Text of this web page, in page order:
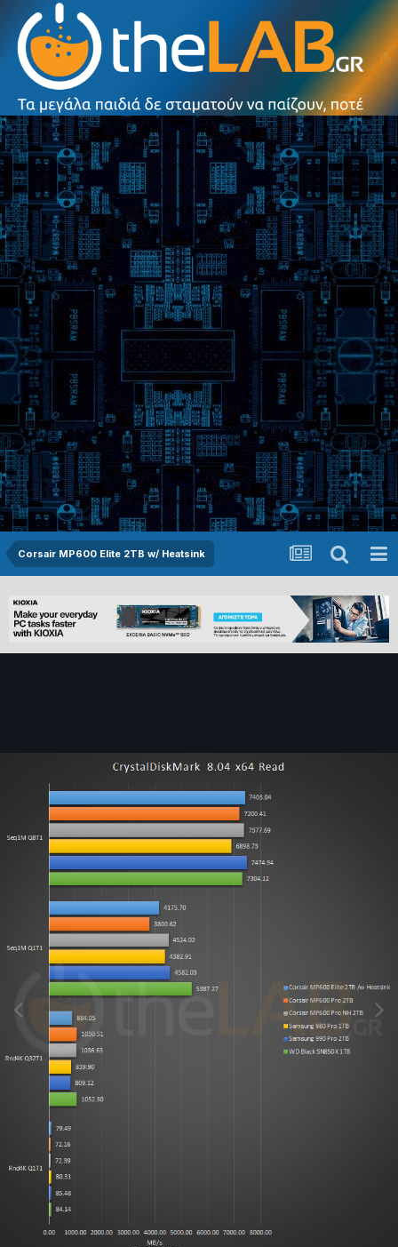
Corsair MP600 Elite 2TB w/ Heatsink